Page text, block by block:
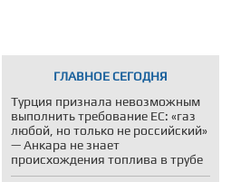
ГЛАВНОЕ СЕГОДНЯ
Турция признала невозможным
выполнить требование ЕС: «газ
любой, но только не российский»
— Анкара не знает
происхождения топлива в трубе